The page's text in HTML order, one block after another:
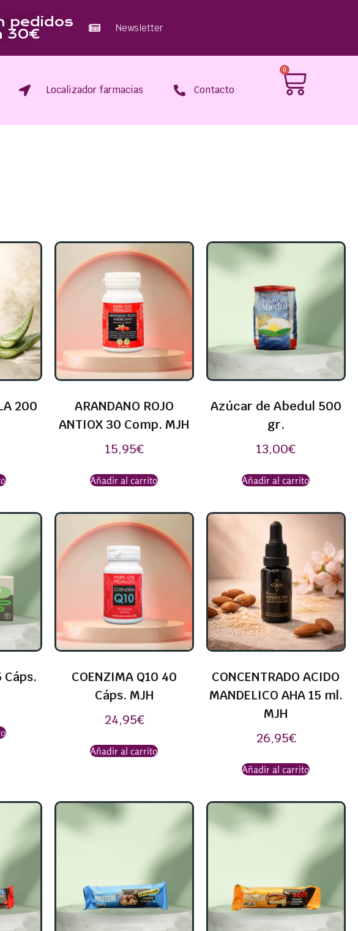
pedidos
30€ Newsletter
Localizador farmacias Contacto
0
200
ARANDANO ROJO
ANTIOX 30 Comp. MJH
15,95€
Añadir al carrito
Azúcar de Abedul 500
gr.
13,00€
Añadir al carrito
Cáps.
COENZIMA Q10 40
Cáps. MJH
24,95€
Añadir al carrito
CONCENTRADO ACIDO
MANDELICO AHA 15 ml.
MJH
26,95€
Añadir al carrito